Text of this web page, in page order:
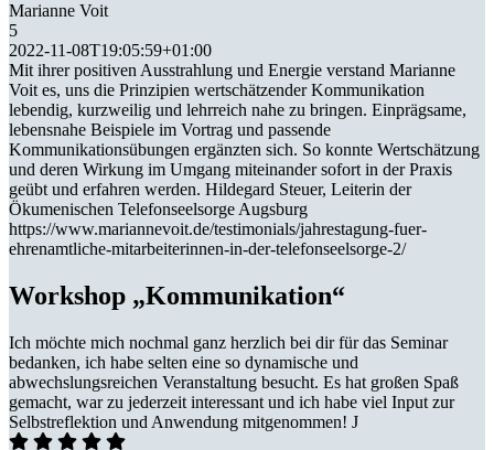
Marianne Voit
5
2022-11-08T19:05:59+01:00
Mit ihrer positiven Ausstrahlung und Energie verstand Marianne
Voit es, uns die Prinzipien wertschätzender Kommunikation
lebendig, kurzweilig und lehrreich nahe zu bringen. Einprägsame,
lebensnahe Beispiele im Vortrag und passende
Kommunikationsübungen ergänzten sich. So konnte Wertschätzung
und deren Wirkung im Umgang miteinander sofort in der Praxis
geübt und erfahren werden. Hildegard Steuer, Leiterin der
Ökumenischen Telefonseelsorge Augsburg
https://www.mariannevoit.de/testimonials/jahrestagung-fuer-
ehrenamtliche-mitarbeiterinnen-in-der-telefonseelsorge-2/
Workshop „Kommunikation“
Ich möchte mich nochmal ganz herzlich bei dir für das Seminar
bedanken, ich habe selten eine so dynamische und
abwechslungsreichen Veranstaltung besucht. Es hat großen Spaß
gemacht, war zu jederzeit interessant und ich habe viel Input zur
Selbstreflektion und Anwendung mitgenommen! J